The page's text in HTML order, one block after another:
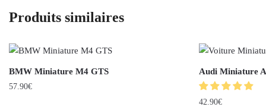
Produits similaires
BMW Miniature M4 GTS
57.90€
Audi Miniature
42.90€